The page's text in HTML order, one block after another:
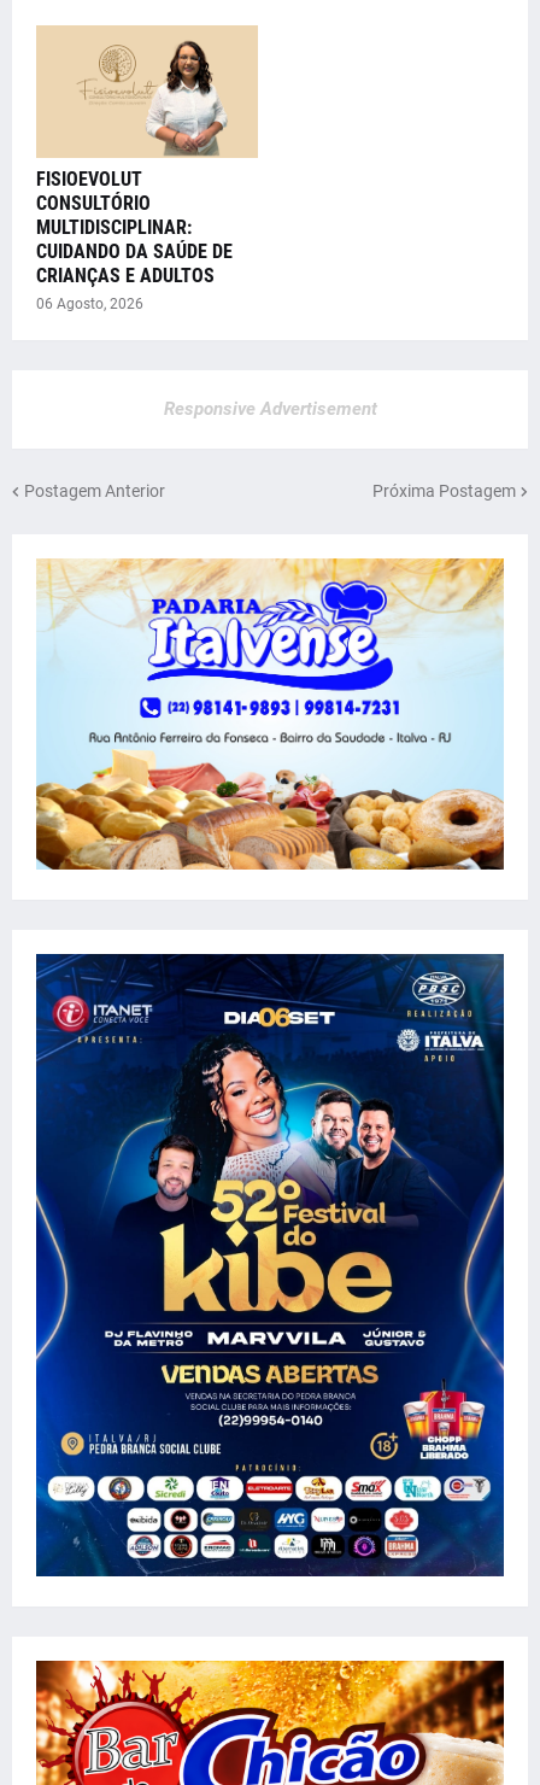
FISIOEVOLUT
CONSULTÓRIO
MULTIDISCIPLINAR:
CUIDANDO DA SAÚDE DE
CRIANÇAS E ADULTOS
06 Agosto, 2026
Responsive Advertisement
Postagem Anterior Próxima Postagem